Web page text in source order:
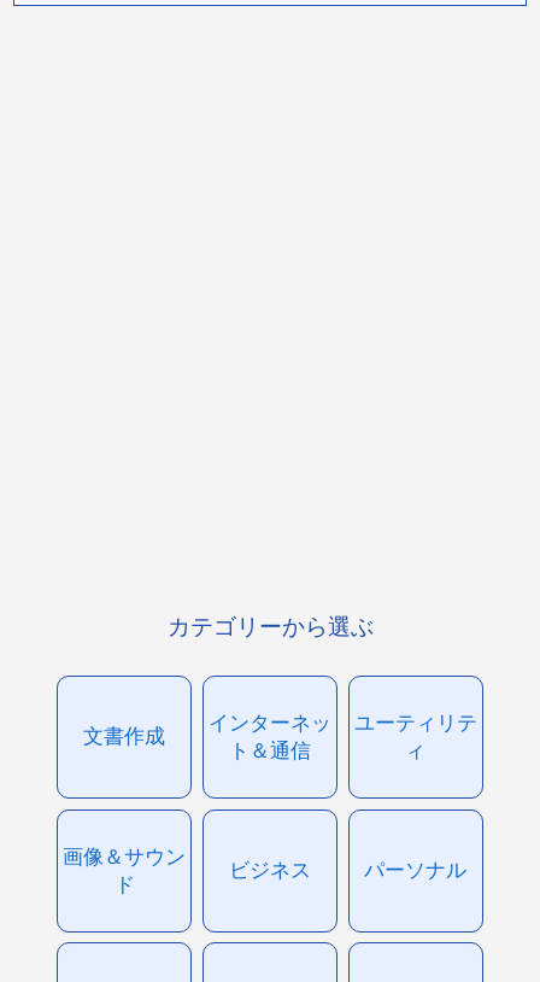
カテゴリーから選ぶ
文書作成
インターネッ
ト＆通信
ユーティリテ
ィ
画像＆サウン
ド
ビジネス パーソナル